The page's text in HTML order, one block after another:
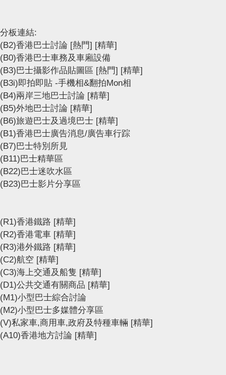
分板連結:
(B2)香港巴士討論 [熱門] [精華]
(B0)香港巴士車務及車廂設備
(B3)巴士攝影作品貼圖區 [熱門] [精華]
(B3i)即拍即貼 -手機相&翻拍Mon相
(B4)兩岸三地巴士討論 [精華]
(B5)外地巴士討論 [精華]
(B6)旅遊巴士及過境巴士 [精華]
(B1)香港巴士廣告消息/廣告車行踪
(B7)巴士特別所見
(B11)巴士精華區
(B22)巴士迷吹水區
(B23)巴士影片分享區
(R1)香港鐵路 [精華]
(R2)香港電車 [精華]
(R3)港外鐵路 [精華]
(C2)航空 [精華]
(C3)海上交通及船隻 [精華]
(D1)公共交通有關商品 [精華]
(M1)小型巴士綜合討論
(M2)小型巴士多媒體分享區
(V)私家車,商用車,政府及特種車輛 [精華]
(A10)香港地方討論 [精華]